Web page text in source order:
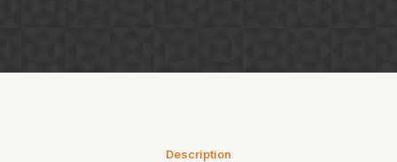
Description